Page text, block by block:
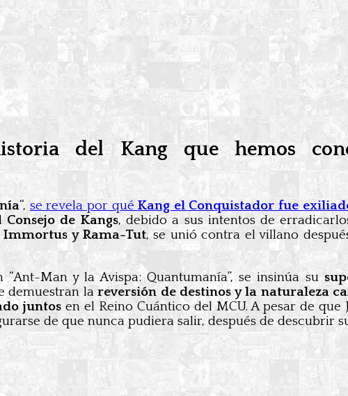
del Kang que hemos
“, se revela por quéKang el Conquistador fue
Consejo de Kangs, debido a sus intentos de
Immortus y Rama-Tut, se unió contra el villano
Man y la Avispa: Quantumanía”, se insinúa su
demuestran la reversión de destinos y la naturaleza
juntosen el Reino Cuántico del MCU. A pesar de
de que nunca pudiera salir, después de descubrir